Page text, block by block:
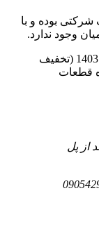
بوده و با
وجود ندارد.
***توجه ***فروش ویژه با تخفیف از اول آبان 1403 (تخفیف
قطعات
از پل